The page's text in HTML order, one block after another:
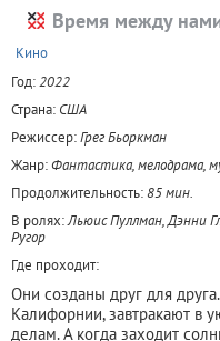
Время между
Кино
Год:2022
Страна: США
Режиссер:Грег Бьоркман
Жанр:Фантастика, мелодрама,
Продолжительность:85 мин.
В ролях:Льюис Пуллман, Дэнни
Ругор
Где проходит:
Они созданы друг для
Калифорнии, завтракают в
делам. А когда заходит